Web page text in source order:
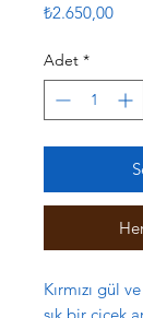
₺2.650,00Fiyat
Adet *
Kırmızı gül